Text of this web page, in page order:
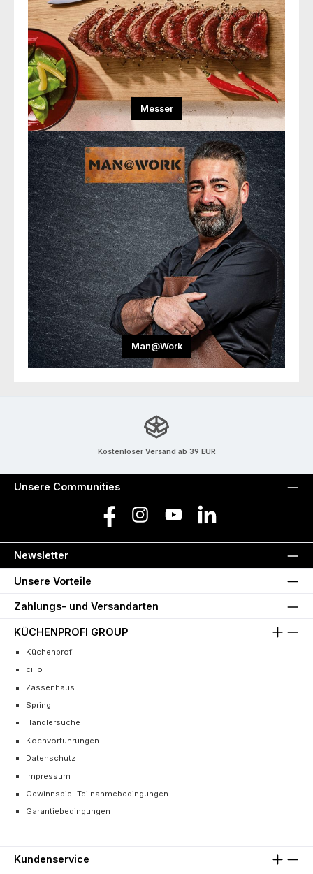
Messer
Man@Work
Kostenloser Versand ab 39 EUR
Unsere Communities
Facebook Instagram YouTube LinkedIn
Newsletter
Unsere Vorteile
Zahlungs- und Versandarten
KÜCHENPROFI GROUP
Küchenprofi
cilio
Zassenhaus
Spring
Händlersuche
Kochvorführungen
Datenschutz
Impressum
Gewinnspiel-Teilnahmebedingungen
Garantiebedingungen
Kundenservice